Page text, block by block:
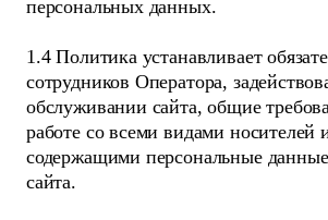
персональных данных.
1.4 Политика устанавливает
сотрудников Оператора,
обслуживании сайта, общие
работе со всеми видами носителей
содержащими персональные данные
сайта.